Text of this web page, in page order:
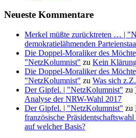
Neueste Kommentare
Merkel müßte zurücktreten … |
demokratielähmenden
Die Doppel-Moraliker des
"NetzKolumnist" zu Kein
Die Doppel-Moraliker des
"NetzKolumnist" zu Was sich
Der Gipfel. | "NetzKolumnist" zu
Analyse der NRW-Wahl 2017
Der Gipfel. | "NetzKolumnist" zu
französische
auf welcher Basis?